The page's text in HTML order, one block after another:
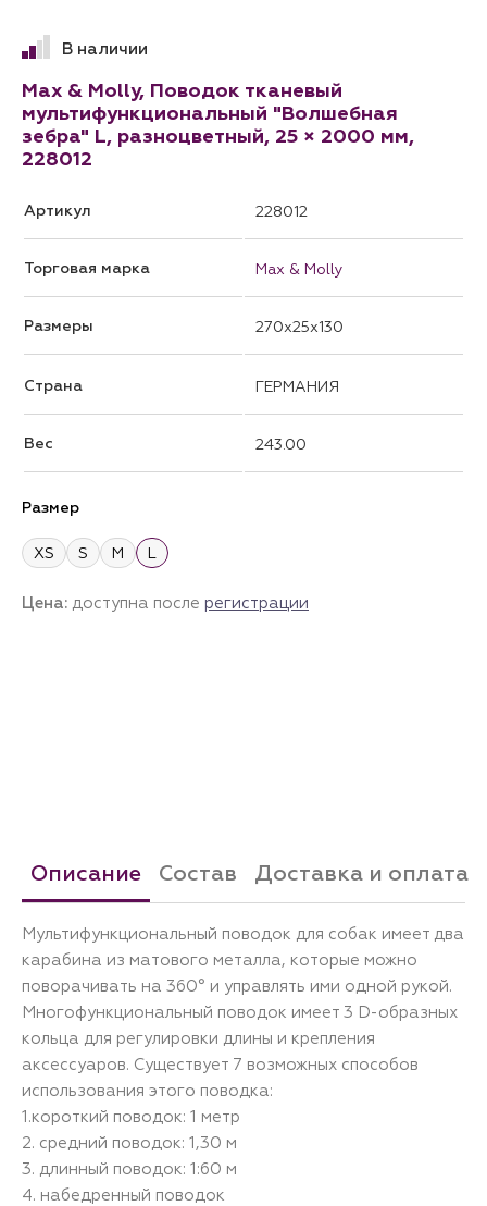
В наличии
Max & Molly, Поводок тканевый
мультифункциональный "Волшебная
зебра" L, разноцветный, 25 × 2000 мм,
228012
Артикул 228012
Торговая марка Max & Molly
Размеры 270x25x130
Страна ГЕРМАНИЯ
Вес 243.00
Размер
XS S M L
Цена: доступна после регистрации
Описание Состав Доставка и оплата
Мультифункциональный поводок для собак имеет два
карабина из матового металла, которые можно
поворачивать на 360° и управлять ими одной рукой.
Многофункциональный поводок имеет 3 D-образных
кольца для регулировки длины и крепления
аксессуаров. Существует 7 возможных способов
использования этого поводка:
1.короткий поводок: 1 метр
2. средний поводок: 1,30 м
3. длинный поводок: 1:60 м
4. набедренный поводок